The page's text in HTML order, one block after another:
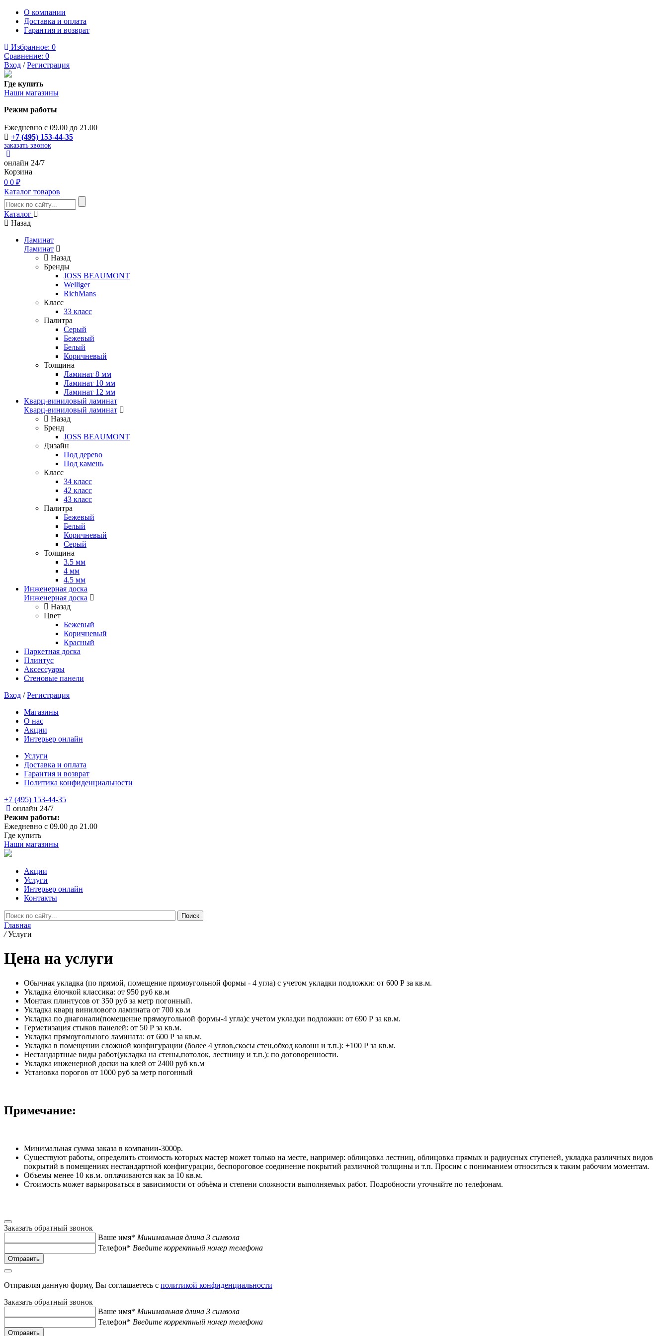
О компании
Доставка и оплата
Гарантия и возврат
Избранное: 0
Сравнение: 0
Вход /Регистрация
Где купить
Наши магазины
Режим работы
Ежедневно с 09.00 до 21.00
+7 (495) 153-44-35
заказать звонок
онлайн 24/7
Корзина
0 0 ₽
Каталог товаров
Каталог
Назад
Ламинат
Ламинат
Назад
Бренды
JOSS BEAUMONT
Welliger
RichMans
Класс
33 класс
Палитра
Серый
Бежевый
Белый
Коричневый
Толщина
Ламинат 8 мм
Ламинат 10 мм
Ламинат 12 мм
Кварц-виниловый ламинат
Кварц-виниловый ламинат
Назад
Бренд
JOSS BEAUMONT
Дизайн
Под дерево
Под камень
Класс
34 класс
42 класс
43 класс
Палитра
Бежевый
Белый
Коричневый
Серый
Толщина
3.5 мм
4 мм
4.5 мм
Инженерная доска
Инженерная доска
Назад
Цвет
Бежевый
Коричневый
Красный
Паркетная доска
Плинтус
Аксессуары
Стеновые панели
Вход /Регистрация
Магазины
О нас
Акции
Интерьер онлайн
Услуги
Доставка и оплата
Гарантия и возврат
Политика конфиденциальности
+7 (495) 153-44-35
онлайн 24/7
Режим работы:
Ежедневно с 09.00 до 21.00
Где купить
Наши магазины
Акции
Услуги
Интерьер онлайн
Контакты
Главная
/ Услуги
Цена на услуги
Обычная укладка (по прямой, помещение прямоугольной формы - 4 угла) с учетом укладки подложки: от 600 Р за кв.м.
Укладка ёлочкой классика: от 950 руб кв.м
Монтаж плинтусов от 350 руб за метр погонный.
Укладка кварц винилового ламината от 700 кв.м
Укладка по диагонали(помещение прямоугольной формы-4 угла)с учетом укладки подложки: от 690 Р за кв.м.
Герметизация стыков панелей: от 50 Р за кв.м.
Укладка прямоугольного ламината: от 600 Р за кв.м.
Укладка в помещении сложной конфигурации (более 4 углов,скосы стен,обход колонн и т.п.): +100 Р за кв.м.
Нестандартные виды работ(укладка на стены,потолок, лестницу и т.п.): по договоренности.
Укладка инженерной доски на клей от 2400 руб кв.м
Установка порогов от 1000 руб за метр погонный
Примечание:
Минимальная сумма заказа в компании-3000р.
Существуют работы, определить стоимость которых мастер может только на месте, например: облицовка лестниц, облицовка прямых и радиусных ступеней, укладка различных видов
покрытий в помещениях нестандартной конфигурации, беспороговое соединение покрытий различной толщины и т.п. Просим с пониманием относиться к таким рабочим моментам.
Объемы менее 10 кв.м. оплачиваются как за 10 кв.м.
Стоимость может варьироваться в зависимости от объёма и степени сложности выполняемых работ. Подробности уточняйте по телефонам.
Заказать обратный звонок
Ваше имя* Минимальная длина 3 символа
Телефон* Введите корректный номер телефона
Отправляя данную форму, Вы соглашаетесь с политикой конфиденциальности
Заказать обратный звонок
Ваше имя* Минимальная длина 3 символа
Телефон* Введите корректный номер телефона